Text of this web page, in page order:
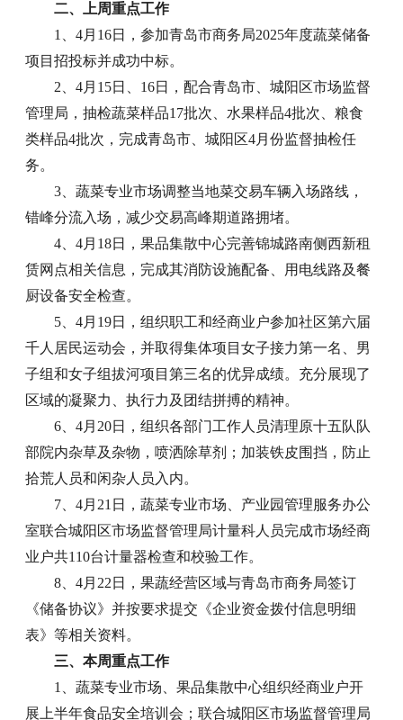
二、上周重点工作
1、4月16日，参加青岛市商务局2025年度蔬菜储备
项目招投标并成功中标。
2、4月15日、16日，配合青岛市、城阳区市场监督
管理局，抽检蔬菜样品17批次、水果样品4批次、粮食
类样品4批次，完成青岛市、城阳区4月份监督抽检任
务。
3、蔬菜专业市场调整当地菜交易车辆入场路线，
错峰分流入场，减少交易高峰期道路拥堵。
4、4月18日，果品集散中心完善锦城路南侧西新租
赁网点相关信息，完成其消防设施配备、用电线路及餐
厨设备安全检查。
5、4月19日，组织职工和经商业户参加社区第六届
千人居民运动会，并取得集体项目女子接力第一名、男
子组和女子组拔河项目第三名的优异成绩。充分展现了
区域的凝聚力、执行力及团结拼搏的精神。
6、4月20日，组织各部门工作人员清理原十五队队
部院内杂草及杂物，喷洒除草剂；加装铁皮围挡，防止
拾荒人员和闲杂人员入内。
7、4月21日，蔬菜专业市场、产业园管理服务办公
室联合城阳区市场监督管理局计量科人员完成市场经商
业户共110台计量器检查和校验工作。
8、4月22日，果蔬经营区域与青岛市商务局签订
《储备协议》并按要求提交《企业资金拨付信息明细
表》等相关资料。
三、本周重点工作
1、蔬菜专业市场、果品集散中心组织经商业户开
展上半年食品安全培训会；联合城阳区市场监督管理局